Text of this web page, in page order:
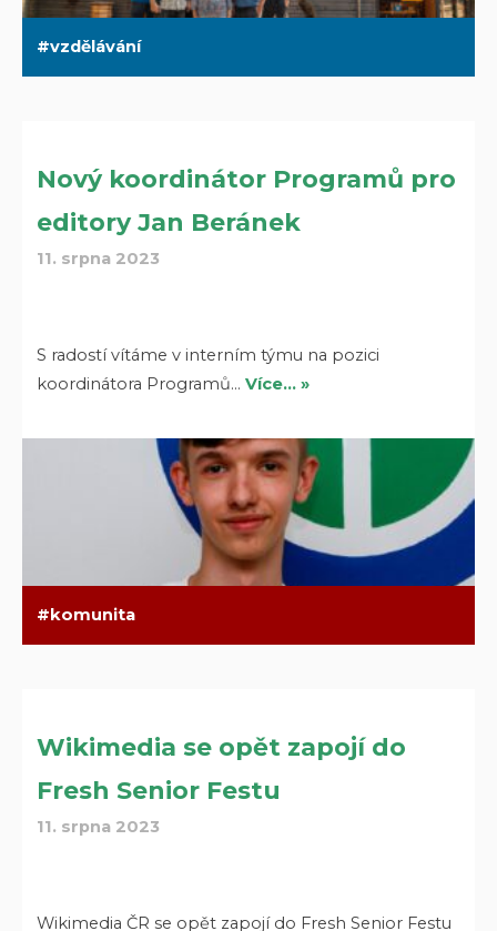
vzdělávání
Nový koordinátor Programů pro
editory Jan Beránek
11. srpna 2023
S radostí vítáme v interním týmu na pozici
koordinátora Programů…Více… »
komunita
Wikimedia se opět zapojí do
Fresh Senior Festu
11. srpna 2023
Wikimedia ČR se opět zapojí do Fresh Senior Festu